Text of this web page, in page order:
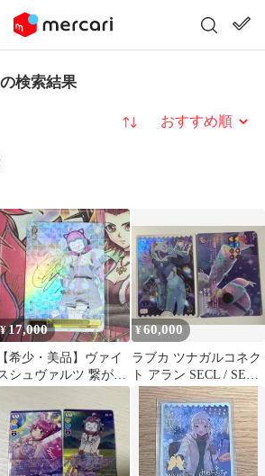
検索結果
並び替え
¥17,000
【希少・美品】ヴァイ
シュヴァルツ 繋がる
テージ 天王寺璃奈
SSP サイン
¥60,000
ラブカ ツナガルコネク
ト アラン SECL / SECE
天王寺璃奈